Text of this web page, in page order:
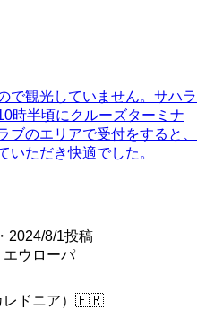
で観光していません。サハラ
時半頃にクルーズターミナ
ブのエリアで受付をすると、
いただき快適でした。
2024/8/1投稿
エウローパ
ドニア） 🇫🇷